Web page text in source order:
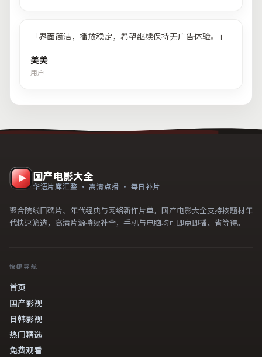
「界面简洁，播放稳定，希望继续保持无广告体验。 」
美美
用户
国产电影大全
华语片库汇整 · 高清点播 · 每日补片
聚合院线口碑片、年代经典与网络新作片单，国产电影大全支持按题材年
代快速筛选，高清片源持续补全，手机与电脑均可即点即播、省等待。
快捷导航
首页
国产影视
日韩影视
热门精选
免费观看